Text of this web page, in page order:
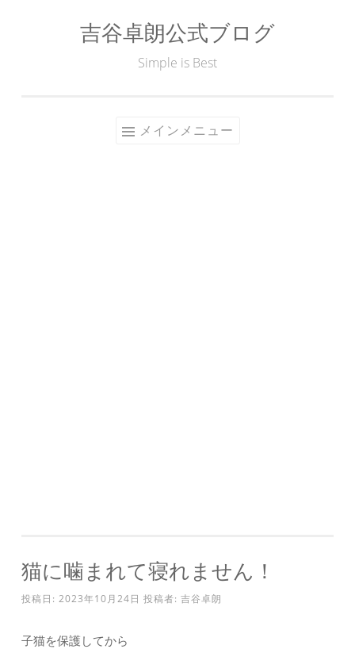
吉谷卓朗公式ブログ
Simple is Best
メインメニュー
猫に噛まれて寝れません！
投稿日: 2023年10月24日 投稿者: 吉谷卓朗
子猫を保護してから